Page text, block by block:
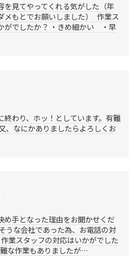
を見てやってくれる気がした（年
メもとでお願いしました） 作業ス
がでしたか？ ・きめ細かい ・早
終わり、ホッ！としています。有難
、なにかありましたらよろしくお
め手となった理由をお聞かせくだ
な会社であった為、お電話の対
業スタッフの対応はいかがでした
作業もありましたが…